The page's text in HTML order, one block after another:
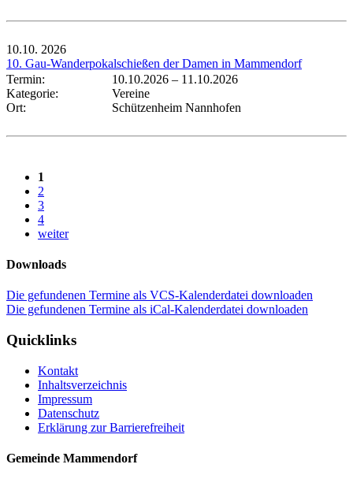
10.10. 2026
10. Gau-Wanderpokalschießen der Damen in Mammendorf
Termin:
10.10.2026 – 11.10.2026
Kategorie:
Vereine
Ort:
Schützenheim Nannhofen
1
2
3
4
weiter
Downloads
Die gefundenen Termine als VCS-Kalenderdatei downloaden
Die gefundenen Termine als iCal-Kalenderdatei downloaden
Quicklinks
Kontakt
Inhaltsverzeichnis
Impressum
Datenschutz
Erklärung zur Barrierefreiheit
Gemeinde Mammendorf